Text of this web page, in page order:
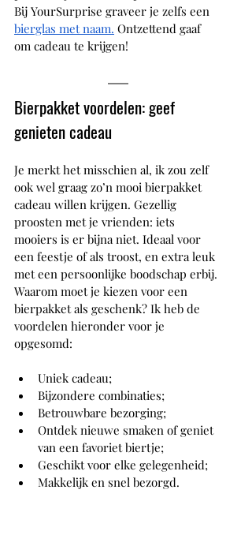
Bij YourSurprise graveer je zelfs een
bierglas met naam. Ontzettend gaaf
om cadeau te krijgen!
Bierpakket voordelen: geef
genieten cadeau
Je merkt het misschien al, ik zou zelf
ook wel graag zo’n mooi bierpakket
cadeau willen krijgen. Gezellig
proosten met je vrienden: iets
mooiers is er bijna niet. Ideaal voor
een feestje of als troost, en extra leuk
met een persoonlijke boodschap erbij.
Waarom moet je kiezen voor een
bierpakket als geschenk? Ik heb de
voordelen hieronder voor je
opgesomd:
Uniek cadeau;
Bijzondere combinaties;
Betrouwbare bezorging;
Ontdek nieuwe smaken of geniet
van een favoriet biertje;
Geschikt voor elke gelegenheid;
Makkelijk en snel bezorgd.